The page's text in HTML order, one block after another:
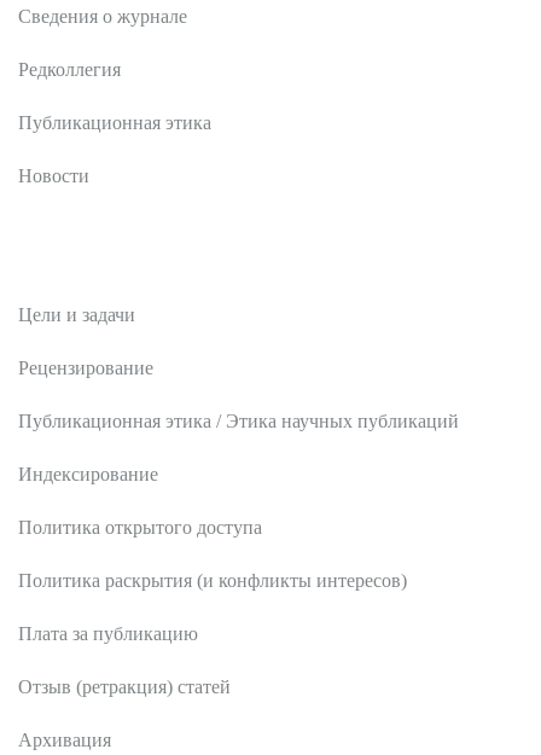
Сведения о журнале
Редколлегия
Публикационная этика
Новости
Цели и задачи
Рецензирование
Публикационная этика / Этика научных публикаций
Индексирование
Политика открытого доступа
Политика раскрытия (и конфликты интересов)
Плата за публикацию
Отзыв (ретракция) статей
Архивация